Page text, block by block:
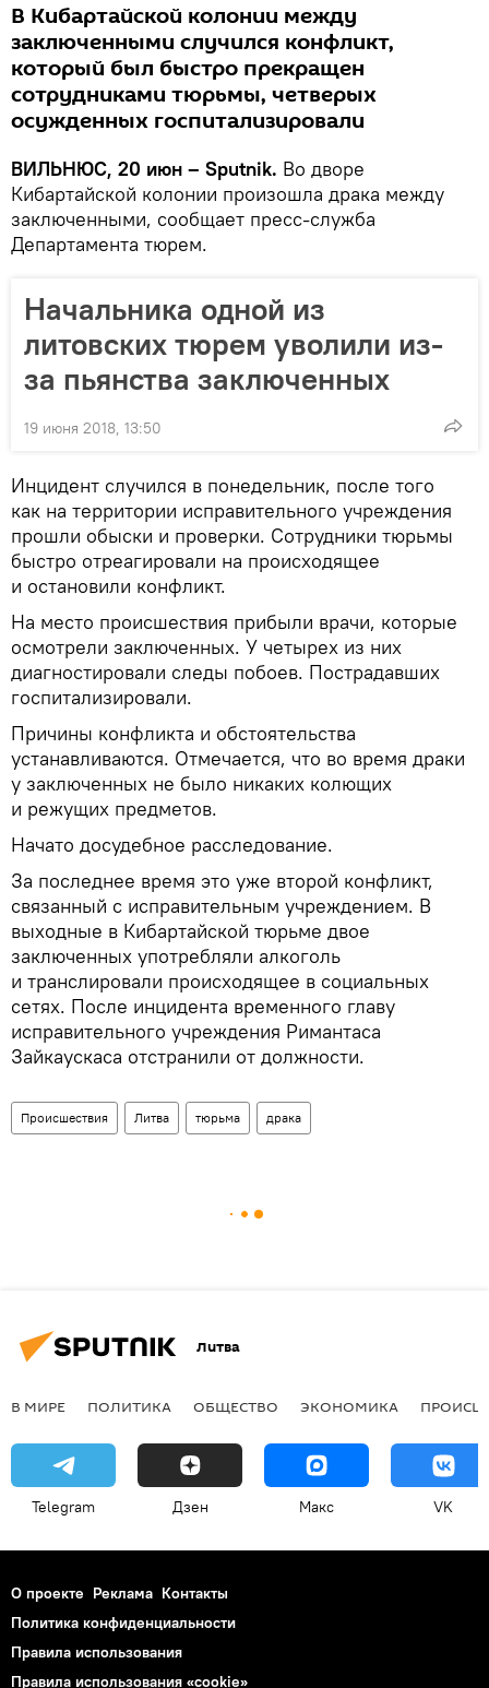
В Кибартайской колонии между
заключенными случился конфликт,
который был быстро прекращен
сотрудниками тюрьмы, четверых
осужденных госпитализировали
ВИЛЬНЮС, 20 июн – Sputnik. Во дворе
Кибартайской колонии произошла драка между
заключенными, сообщает пресс-служба
Департамента тюрем.
Начальника одной из
литовских тюрем уволили из-
за пьянства заключенных
19 июня 2018, 13:50
Инцидент случился в понедельник, после того
как на территории исправительного учреждения
прошли обыски и проверки. Сотрудники тюрьмы
быстро отреагировали на происходящее
и остановили конфликт.
На место происшествия прибыли врачи, которые
осмотрели заключенных. У четырех из них
диагностировали следы побоев. Пострадавших
госпитализировали.
Причины конфликта и обстоятельства
устанавливаются. Отмечается, что во время драки
у заключенных не было никаких колющих
и режущих предметов.
Начато досудебное расследование.
За последнее время это уже второй конфликт,
связанный с исправительным учреждением. В
выходные в Кибартайской тюрьме двое
заключенных употребляли алкоголь
и транслировали происходящее в социальных
сетях. После инцидента временного главу
исправительного учреждения Римантаса
Зайкаускаса отстранили от должности.
Происшествия Литва тюрьма драка
Литва
В МИРЕ ПОЛИТИКА ОБЩЕСТВО ЭКОНОМИКА
Telegram Дзен Макс VK
О проекте Реклама Контакты
Политика конфиденциальности
Правила использования
Правила использования «cookie»